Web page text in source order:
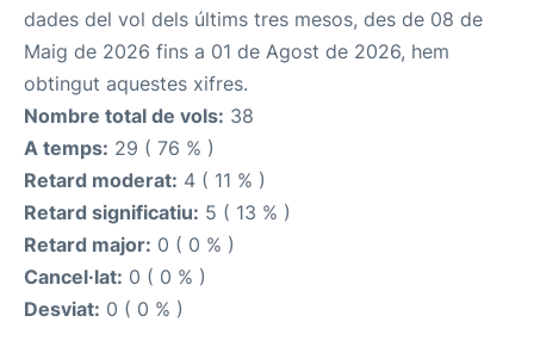
dades del vol dels últims tres mesos, des de 08 de
Maig de 2026 fins a 01 de Agost de 2026, hem
obtingut aquestes xifres.
Nombre total de vols: 38
A temps: 29 ( 76 % )
Retard moderat: 4 ( 11 % )
Retard significatiu: 5 ( 13 % )
Retard major: 0 ( 0 % )
Cancel·lat: 0 ( 0 % )
Desviat: 0 ( 0 % )